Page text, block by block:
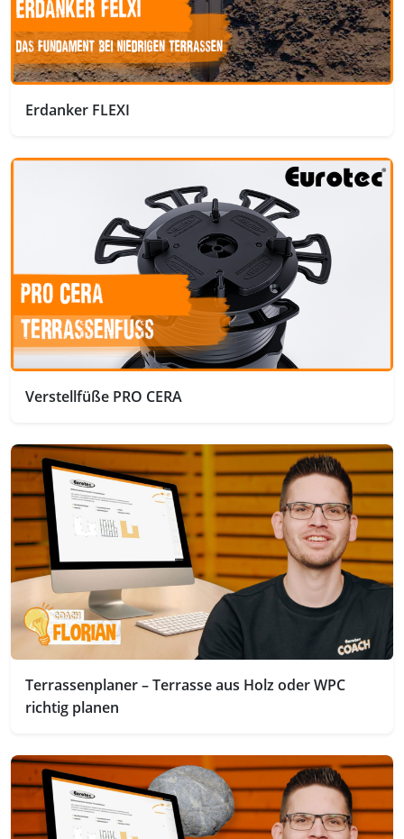
Erdanker FLEXI
Verstellfüße PRO CERA
Terrassenplaner – Terrasse aus Holz oder WPC
richtig planen